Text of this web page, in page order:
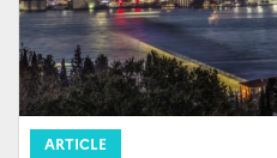
ARTICLE